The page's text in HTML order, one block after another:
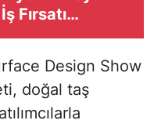
Fırsatı
Design Show
doğal taş